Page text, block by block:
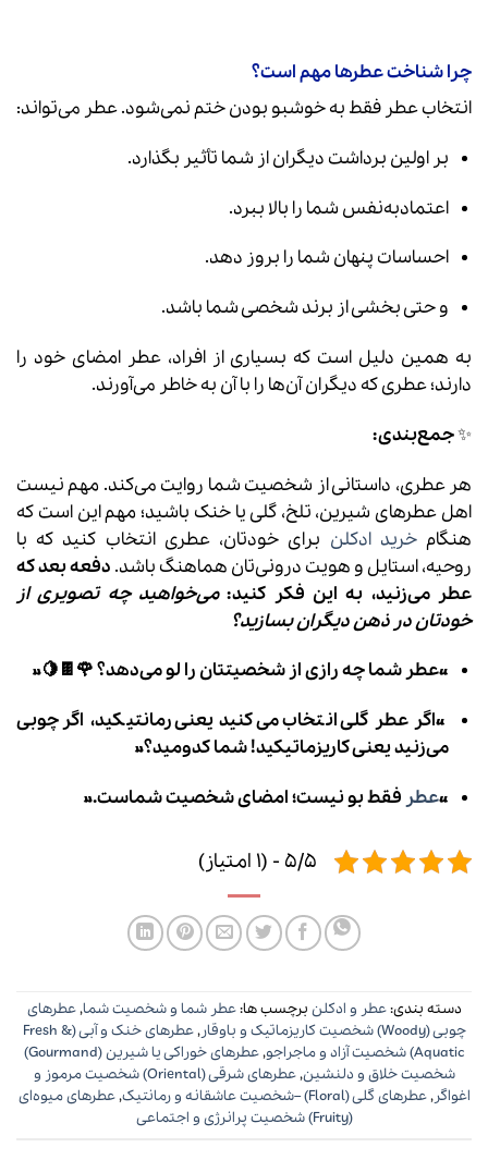
چرا شناخت عطرها مهم است؟
انتخاب عطر فقط به خوشبو بودن ختم نمی‌شود. عطر می‌تواند:
بر اولین برداشت دیگران از شما تأثیر بگذارد.
اعتمادبه‌نفس شما را بالا ببرد.
احساسات پنهان شما را بروز دهد.
و حتی بخشی از برند شخصی شما باشد.
به همین دلیل است که بسیاری از افراد، عطر امضای خود را
دارند؛ عطری که دیگران آن‌ها را با آن به خاطر می‌آورند.
✨جمع‌بندی:
هر عطری، داستانی از شخصیت شما روایت می‌کند. مهم نیست
اهل عطرهای شیرین، تلخ، گلی یا خنک باشید؛ مهم این است که
هنگامخرید ادکلن برای خودتان، عطری انتخاب کنید که با
روحیه، استایل و هویت درونی‌تان هماهنگ باشد. دفعه بعد که
عطر می‌زنید، به این فکر کنید:می‌خواهید چه تصویری از
خودتان در ذهن دیگران بسازید؟
«عطر شما چه رازی از شخصیتتان را لو می‌دهد؟ 🌹🍫🍋»
«اگر عطر گلی انتخاب می‌کنید یعنی رمانتیکید، اگر چوبی
می‌زنید یعنی کاریزماتیکید! شما کدومید؟»
«عطر فقط بو نیست؛ امضای شخصیت شماست.»
5/5 - (1 امتیاز)
دسته بندی:عطر و ادکلن برچسب ها:عطر شما و شخصیت شما,عطرهای
چوبی (Woody) شخصیت کاریزماتیک و باوقار
,
عطرهای خنک و آبی (Fresh &
Aquatic) شخصیت آزاد و ماجراجو
,
عطرهای خوراکی یا شیرین (Gourmand)
شخصیت خلاق و دلنشین,
عطرهای شرقی (Oriental) شخصیت مرموز و
اغواگر,عطرهای گلی (Floral) –شخصیت عاشقانه و رمانتیک ,عطرهای میوه‌ای
(Fruity) شخصیت پرانرژی و اجتماعی